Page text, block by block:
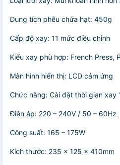
Dung tích phễu chứa hạt: 450g
Cấp độ xay: 11 mức điều chỉnh
Kiểu xay phù hợp: French Press,
Màn hình hiển thị: LCD cảm ứng
Chức năng: Cài đặt thời gian xay
Điện áp: 220 – 240V / 50 – 60Hz
Công suất: 165 – 175W
Kích thước: 235 x 125 x 410mm